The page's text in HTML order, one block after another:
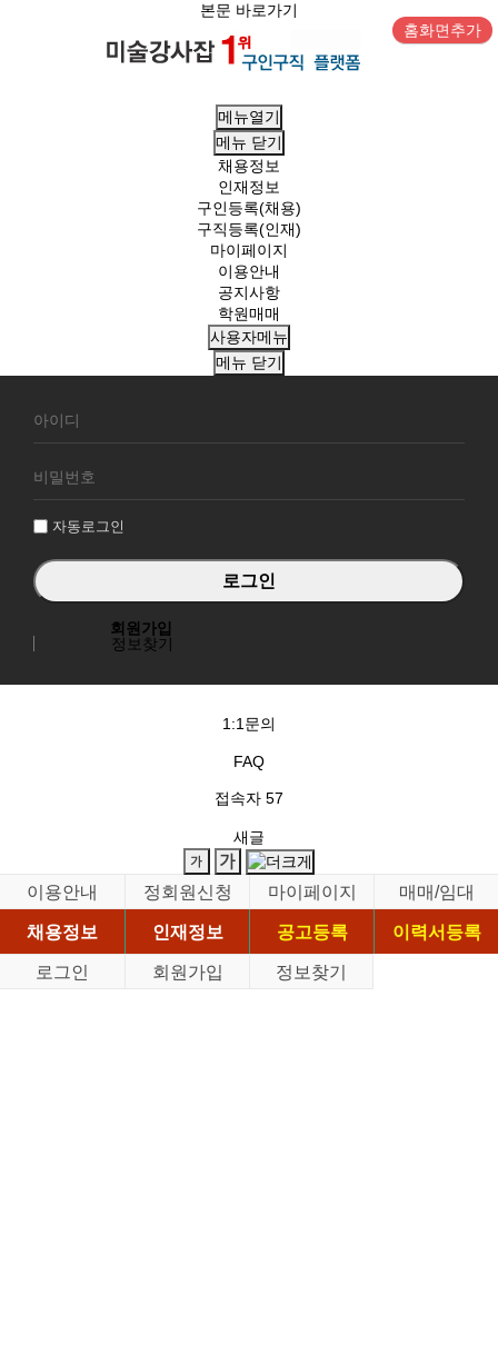
본문 바로가기
홈화면추가
메뉴열기
메뉴 닫기
채용정보
인재정보
구인등록(채용)
구직등록(인재)
마이페이지
이용안내
공지사항
학원매매
사용자메뉴
메뉴 닫기
원
그
자동로그인
회원가입
정보찾기
1:1문의
FAQ
접속자 57
새글
이용안내 정회원신청 마이페이지
매매/임대
채용정보
인재정보 공고등록
이력서등록
로그인
회원가입 정보찾기